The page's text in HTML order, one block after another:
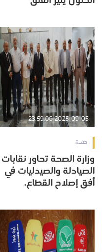
2025-09-05 23:59:06
صحة
وزارة الصحة تحاور نقابات
الصيادلة والصيدليات في
أفق إصلاح القطاع.